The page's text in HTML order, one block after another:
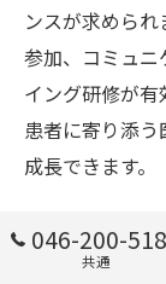
ンスが求めら
参加、コミュ
イング研修が有
患者に寄り添
成長できます。
046-200-
共通